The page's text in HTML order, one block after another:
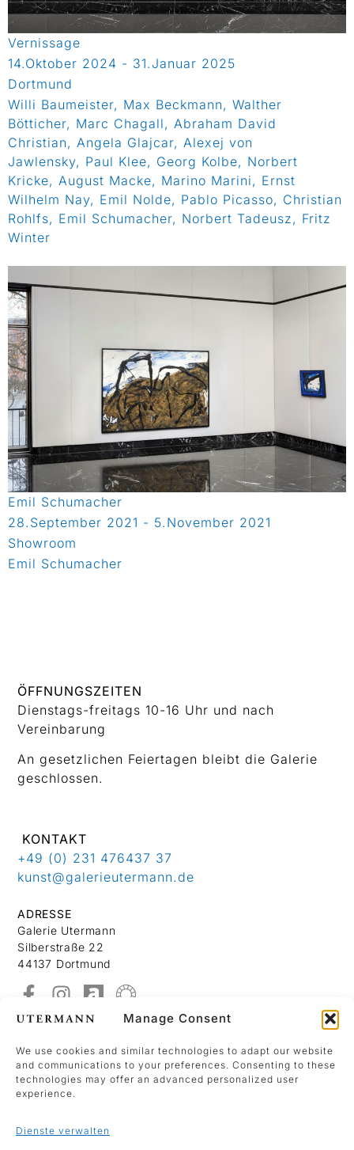
Manage Consent
We use cookies and similar technologies to adapt our website
and communications to your preferences. Consenting to these
technologies may offer an advanced personalized user
experience.
Dienste verwalten
Vernissage
14.Oktober 2024 - 31.Januar 2025
Dortmund
Willi Baumeister, Max Beckmann, Walther
Bötticher, Marc Chagall, Abraham David
Christian, Angela Glajcar, Alexej von
Jawlensky, Paul Klee, Georg Kolbe, Norbert
Kricke, August Macke, Marino Marini, Ernst
Wilhelm Nay, Emil Nolde, Pablo Picasso, Christian
Rohlfs, Emil Schumacher, Norbert Tadeusz, Fritz
Winter
Emil Schumacher
28.September 2021 - 5.November 2021
Showroom
Emil Schumacher
ÖFFNUNGSZEITEN
Dienstags-freitags 10-16 Uhr und nach
Vereinbarung
An gesetzlichen Feiertagen bleibt die Galerie
geschlossen.
KONTAKT
+49 (0) 231 476437 37
kunst@galerieutermann.de
ADRESSE
Galerie Utermann
Silberstraße 22
44137 Dortmund
Über Uns
Kontakt
Datenschutzerklärung
Impressum